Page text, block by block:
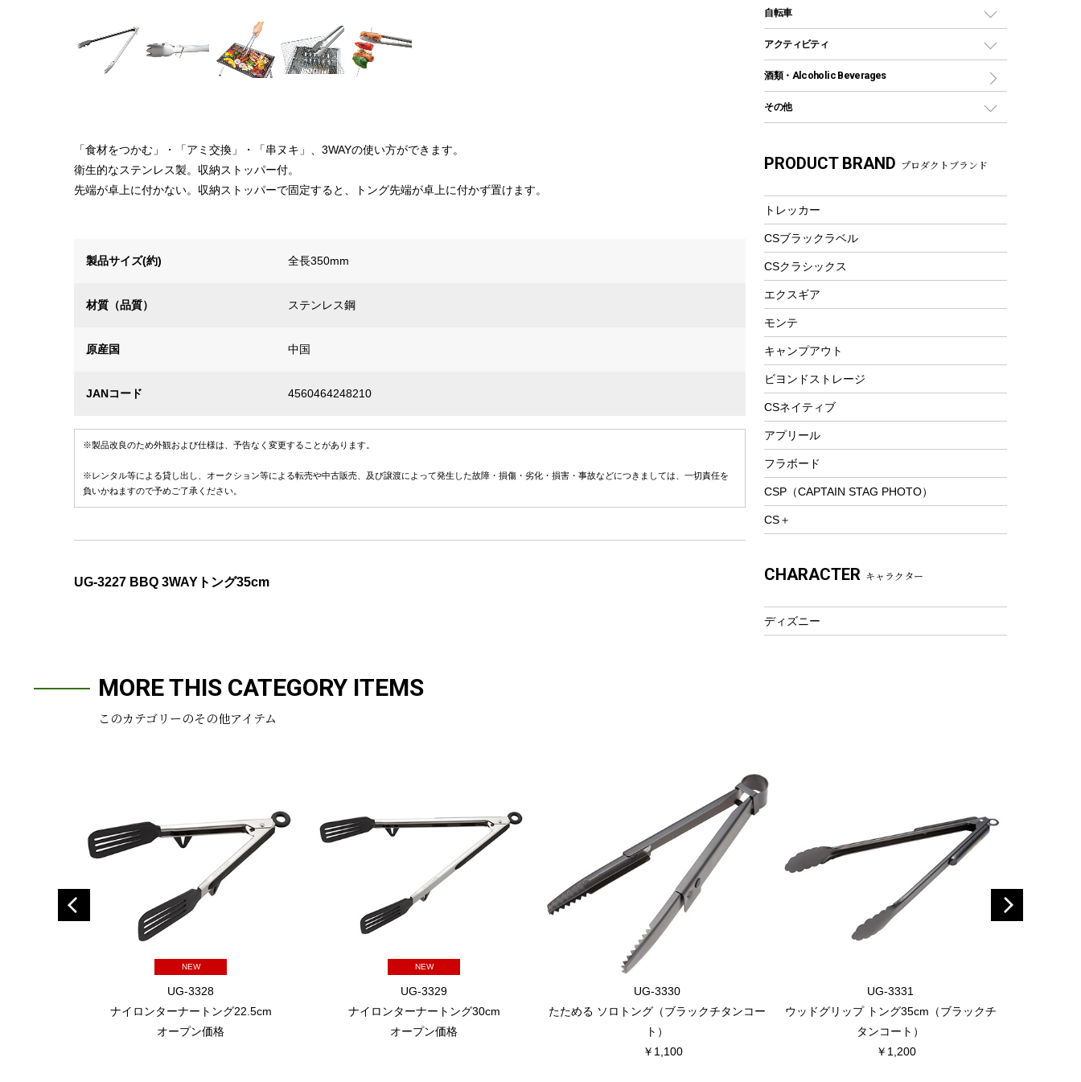
「食材をつかむ」・「アミ交換」・「串ヌキ」、3WAYの使い方ができます。
衛生的なステンレス製。収納ストッパー付。
先端が卓上に付かない。収納ストッパーで固定すると、トング先端が卓上に付かず置けます。
製品サイズ(約) 全長350mm
材質（品質） ステンレス鋼
原産国 中国
JANコード 4560464248210
※製品改良のため外観および仕様は、予告なく変更することがあります。
※レンタル等による貸し出し、オークション等による転売や中古販売、及び譲渡によって発生した故障・損傷・劣化・損害・事故などにつきましては、一切責任を
負いかねますので予めご了承ください。
UG-3227 BBQ 3WAYトング35cm
グランドシート
ガイドロープ
ツール
焚き火台&ストーブ
火起こし
バーベキューツール
燃料・着火剤・炭
クッキングツール
ナイフ
カトラリー
マグカップ、カップ
フードボトル
コーヒー&ミル
トレー
ランチョンマット
ランチボックス
ピクニックセット
ディズニーボトル
保冷剤
リュック、バックパック
トートバッグ、サコッシュ
ショッピングキャリー
その他アウトドア雑貨
レイン
ツール、他
インフレータブル
カヤック
パドル
ヘルメット
アクセサリー
自転車
折りたたみ自転車
スポーツサイクル
シティサイクル
自転車用アクセサリー
自転車ウェア
アクティビティ
マリン
ラッシュガード
テント
フローティングベスト
ヘルメット
エアーポンプ
ウィンター
防寒ウェア
ツール&アクセサリー
トレッキング
トレッキングステッキ
トレッキングアクセサリー
プレイグッズ
ウェルネス
フィットネス
アクセサリー
酒類・Alcoholic Beverages
その他
湯たんぽ
PRODUCT BRAND プロダクトブランド
トレッカー
CSブラックラベル
CSクラシックス
エクスギア
モンテ
キャンプアウト
ビヨンドストレージ
CSネイティブ
アプリール
フラボード
CSP（CAPTAIN STAG PHOTO）
CS＋
CHARACTER キャラクター
ディズニー
MORE THIS CATEGORY ITEMS
このカテゴリーのその他アイテム
NEW
UG-3328
ナイロンターナートング22.5cm
オープン価格
NEW
UG-3329
ナイロンターナートング30cm
オープン価格
UG-3330
たためる ソロトング（ブラックチタンコー
ト）
￥1,100
UG-3331
ウッドグリップ トング35cm（ブラックチ
タンコート）
￥1,200